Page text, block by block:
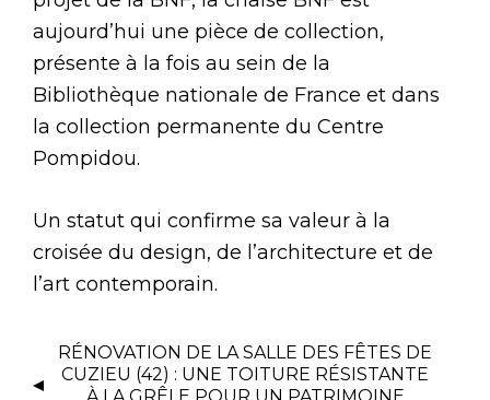
aujourd’hui une pièce de collection,
présente à la fois au sein de la
Bibliothèque nationale de France et dans
la collection permanente du Centre
Pompidou.
Un statut qui confirme sa valeur à la
croisée du design, de l’architecture et de
l’art contemporain.
RÉNOVATION DE LA SALLE DES FÊTES DE
CUZIEU (42) : UNE TOITURE RÉSISTANTE